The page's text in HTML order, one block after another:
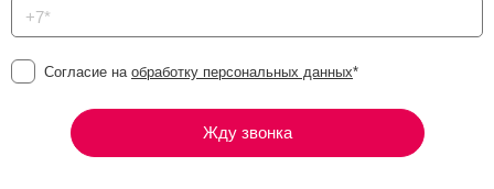
Согласие на обработку персональных данных*
Жду звонка